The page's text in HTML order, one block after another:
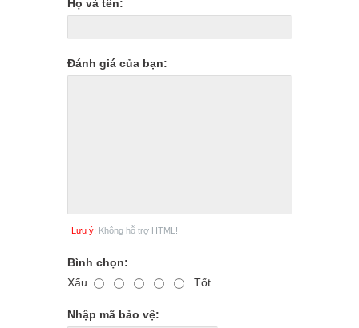
Họ và tên:
Đánh giá của bạn:
Lưu ý: Không hỗ trợ HTML!
Bình chọn:
Xấu
Tốt
Nhập mã bảo vệ: